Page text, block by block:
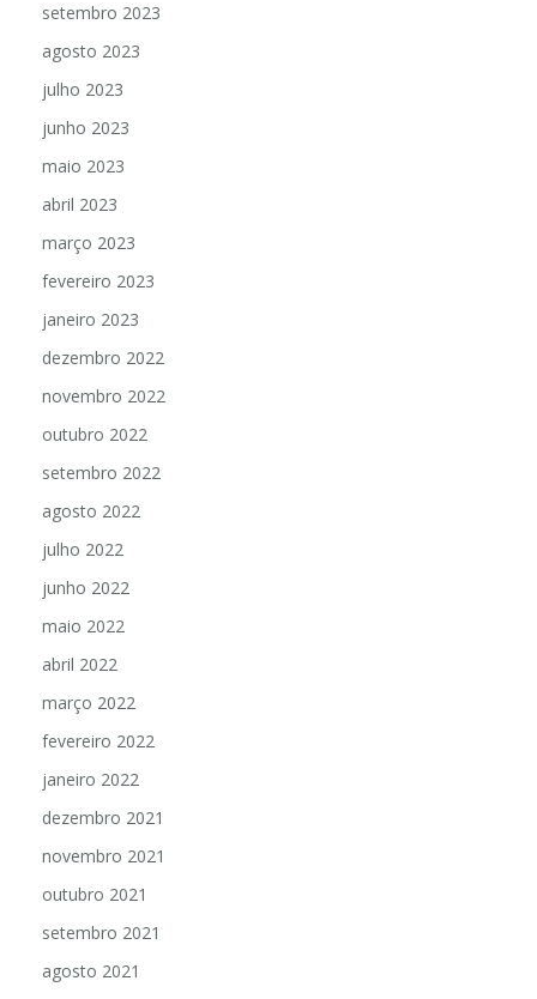
setembro 2023
agosto 2023
julho 2023
junho 2023
maio 2023
abril 2023
março 2023
fevereiro 2023
janeiro 2023
dezembro 2022
novembro 2022
outubro 2022
setembro 2022
agosto 2022
julho 2022
junho 2022
maio 2022
abril 2022
março 2022
fevereiro 2022
janeiro 2022
dezembro 2021
novembro 2021
outubro 2021
setembro 2021
agosto 2021